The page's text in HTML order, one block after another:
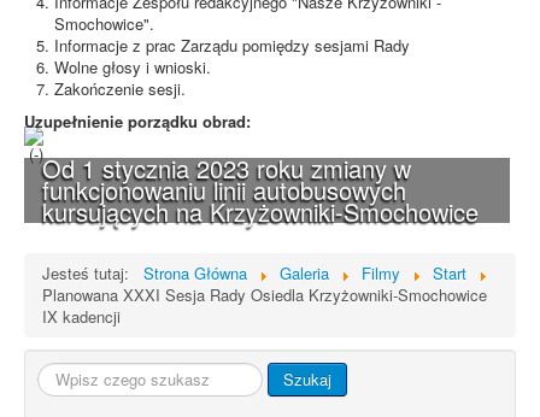
Od 1 stycznia 2023 roku zmiany w
funkcjonowaniu linii autobusowych
kursujących na Krzyżowniki-Smochowice
Smochowice".
Informacje z prac Zarządu pomiędzy sesjami Rady
Wolne głosy i wnioski.
Zakończenie sesji.
Uzupełnienie porządku obrad:
(-)
Jesteś tutaj: Strona Główna Galeria Filmy
Start
Planowana XXXI Sesja Rady Osiedla Krzyżowniki-Smochowice
IX kadencji
Szukaj... Szukaj